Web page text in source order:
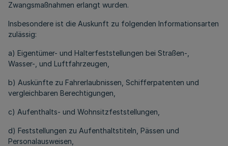
Zwangsmaßnahmen erlangt wurden.
Insbesondere ist die Auskunft zu folgenden Informationsarten
zulässig:
a) Eigentümer- und Halterfeststellungen bei Straßen-,
Wasser-, und Luftfahrzeugen,
b) Auskünfte zu Fahrerlaubnissen, Schifferpatenten und
vergleichbaren Berechtigungen,
c) Aufenthalts- und Wohnsitzfeststellungen,
d) Feststellungen zu Aufenthaltstiteln, Pässen und
Personalausweisen,